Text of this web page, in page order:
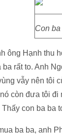
Con
ông Hạnh thu
ba rất to. Anh
vẫy nên tôi
còn đưa tôi
con ba ba
ba ba, anh